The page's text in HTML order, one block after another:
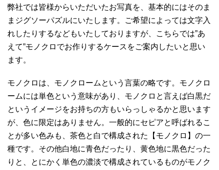
弊社では皆様からいただいたお写真を、基本的にはそのま
まジグソーパズルにいたします。ご希望によっては文字入
れしたりするなどもいたしておりますが、こちらでは”あ
えて”モノクロでお作りするケースをご案内したいと思い
ます。
モノクロは、モノクロームという言葉の略です。モノクロ
ームには単色という意味があり、モノクロと言えば白黒だ
というイメージをお持ちの方もいらっしゃるかと思います
が、色に限定はありません。一般的にセピアと呼ばれるこ
とが多い色みも、茶色と白で構成された【モノクロ】の一
種です。その他白地に青色だったり、黄色地に黒色だった
りと、とにかく単色の濃淡で構成されているものがモノク